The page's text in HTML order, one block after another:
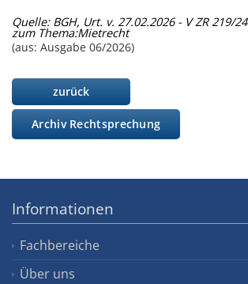
Quelle: BGH, Urt. v. 27.02.2026 - V ZR 219/24
zum Thema:Mietrecht
(aus: Ausgabe 06/2026)
zurück
Archiv Rechtsprechung
Informationen
Fachbereiche
Über uns